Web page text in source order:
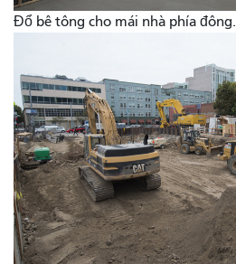
Đổ bê tông cho mái nhà phía đông.